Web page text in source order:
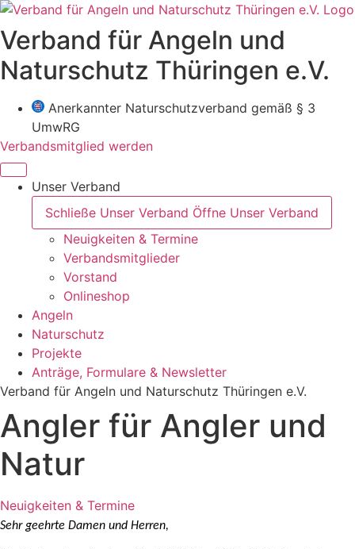
Zum
Inhalt
wechseln
Verband für Angeln und
Naturschutz Thüringen e.V.
Anerkannter Naturschutzverband gemäß § 3
UmwRG
Verbandsmitglied werden
Unser Verband
Schließe Unser Verband Öffne Unser Verband
Neuigkeiten & Termine
Verbandsmitglieder
Vorstand
Onlineshop
Angeln
Naturschutz
Projekte
Anträge, Formulare & Newsletter
Verband für Angeln und Naturschutz Thüringen e.V.
Angler für Angler und
Natur
Neuigkeiten & Termine
Sehr geehrte Damen und Herren,